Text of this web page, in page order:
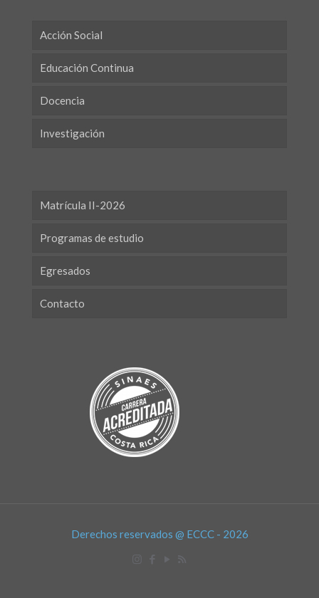
Acción Social
Educación Continua
Docencia
Investigación
Matrícula II-2026
Programas de estudio
Egresados
Contacto
Derechos reservados @ ECCC - 2026